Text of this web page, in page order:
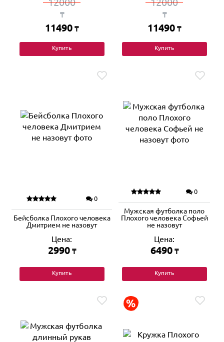
₸
11490 ₸
Купить
₸
11490 ₸
Купить
0
Бейсболка Плохого человека
Дмитрием не назовут
Цена:
2990 ₸
Купить
0
Мужская футболка поло
Плохого человека Софьей
не назовут
Цена:
6490 ₸
Купить